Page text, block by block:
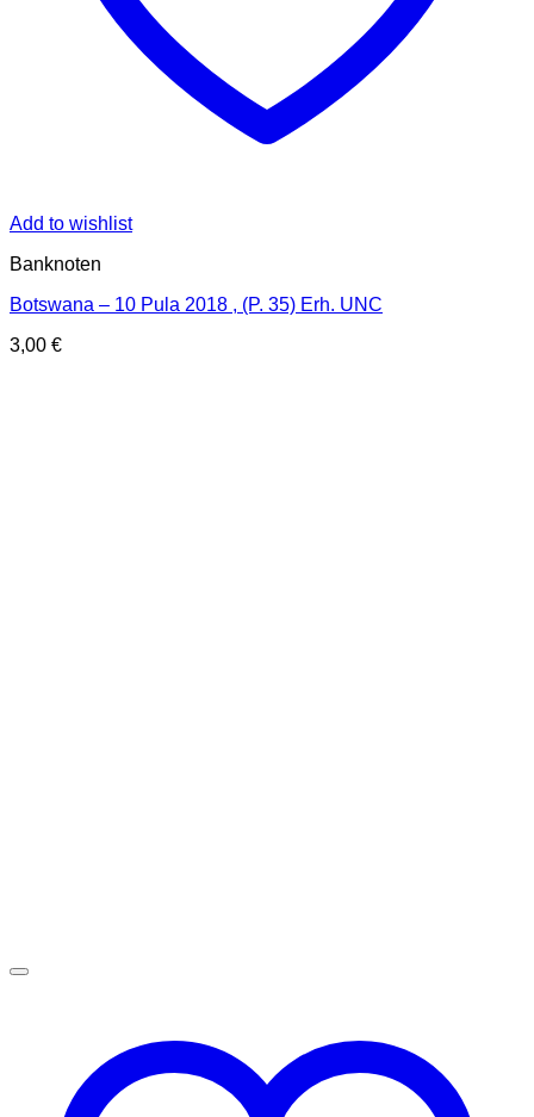
Add to wishlist
Banknoten
Botswana – 10 Pula 2018 , (P. 35) Erh. UNC
3,00 €